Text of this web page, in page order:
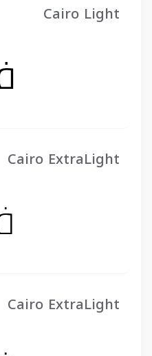
Cairo Light
Cairo ExtraLight
Cairo ExtraLight